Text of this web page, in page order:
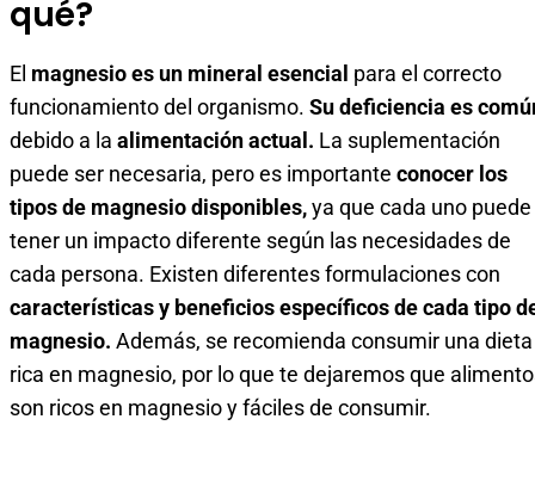
qué?
El magnesio es un mineral esencial para el correcto
funcionamiento del organismo. Su deficiencia es
debido a la alimentación actual. La suplementación
puede ser necesaria, pero es importante conocer los
tipos de magnesio disponibles,ya que cada uno puede
tener un impacto diferente según las necesidades de
cada persona. Existen diferentes formulaciones con
características y beneficios específicos de cada tipo
magnesio. Además, se recomienda consumir una dieta
rica en magnesio, por lo que te dejaremos que
son ricos en magnesio y fáciles de consumir.